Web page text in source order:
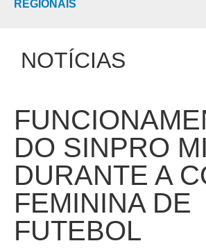
REGIONAIS
NOTÍCIAS
DO SINPRO
DURANTE A
FEMININA DE
FUTEBOL